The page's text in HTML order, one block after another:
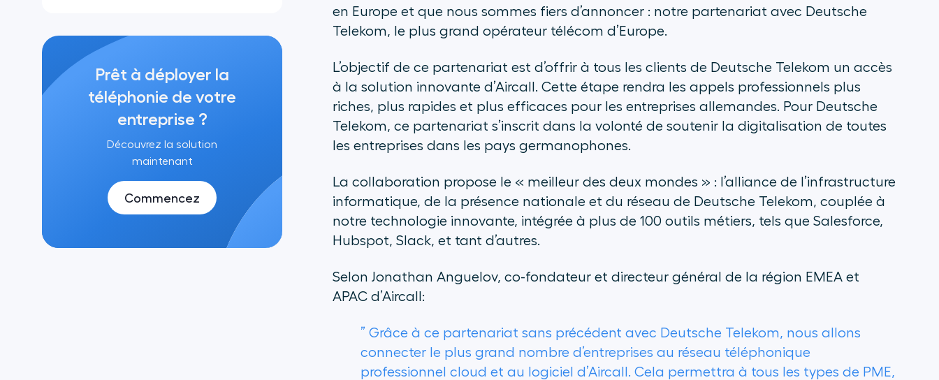
Prêt à déployer la
téléphonie de votre
entreprise ?
Découvrez la solution
maintenant
Commencez
en Europe et que nous sommes fiers d’annoncer : notre partenariat avec Deutsche
Telekom, le plus grand opérateur télécom d’Europe.
L’objectif de ce partenariat est d’offrir à tous les clients de Deutsche Telekom un accès
à la solution innovante d’Aircall. Cette étape rendra les appels professionnels plus
riches, plus rapides et plus efficaces pour les entreprises allemandes. Pour Deutsche
Telekom, ce partenariat s’inscrit dans la volonté de soutenir la digitalisation de toutes
les entreprises dans les pays germanophones.
La collaboration propose le « meilleur des deux mondes » : l’alliance de l’infrastructure
informatique, de la présence nationale et du réseau de Deutsche Telekom, couplée à
notre technologie innovante, intégrée à plus de 100 outils métiers, tels que Salesforce,
Hubspot, Slack, et tant d’autres.
Selon Jonathan Anguelov, co-fondateur et directeur général de la région EMEA et
APAC d’Aircall:
” Grâce à ce partenariat sans précédent avec Deutsche Telekom, nous allons
connecter le plus grand nombre d’entreprises au réseau téléphonique
professionnel cloud et au logiciel d’Aircall. Cela permettra à tous les types de PME,